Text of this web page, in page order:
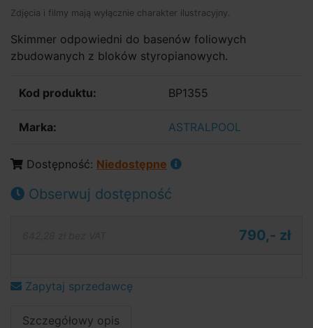
Zdjęcia i filmy mają wyłącznie charakter ilustracyjny.
Skimmer odpowiedni do basenów foliowych
zbudowanych z bloków styropianowych.
Kod produktu: BP1355
Marka: ASTRALPOOL
Dostępność: Niedostępne
Obserwuj dostępność
790,- zł
Zapytaj sprzedawcę
Szczegółowy opis